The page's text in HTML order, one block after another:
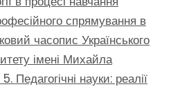
спрямування в
часопис Українського
імені Михайла
Педагогічні науки: реалії